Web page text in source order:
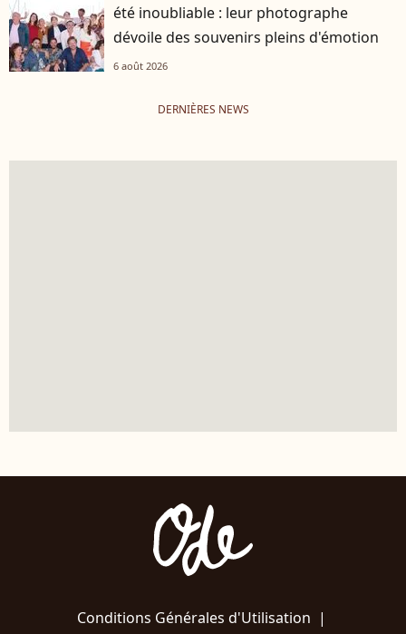
été inoubliable : leur photographe
dévoile des souvenirs pleins d'émotion
6 août 2026
DERNIÈRES NEWS
Conditions Générales d'Utilisation |